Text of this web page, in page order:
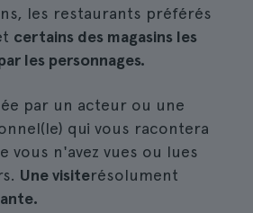
les restaurants préférés
certains des magasins les
les personnages.
par un acteur ou une
qui vous racontera
vous n'avez vues ou lues
Une visiterésolument